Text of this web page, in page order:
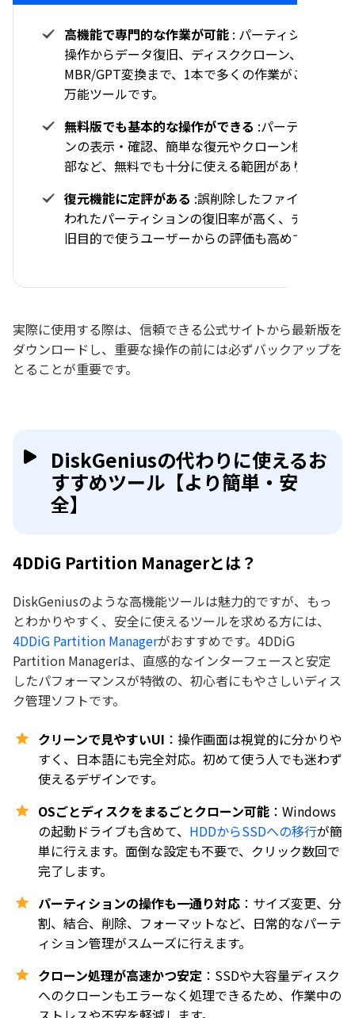
高機能で専門的な作業が可能 : パーティションの
操作からデータ復旧、ディスククローン、
MBR/GPT変換まで、1本で多くの作業がこなせる
万能ツールです。
無料版でも基本的な操作ができる :パーティショ
ンの表示・確認、簡単な復元やクローン機能の一
部など、無料でも十分に使える範囲があります。
復元機能に定評がある :誤削除したファイルや失
われたパーティションの復旧率が高く、データ復
旧目的で使うユーザーからの評価も高めです。
実際に使用する際は、信頼できる公式サイトから最新版を
ダウンロードし、重要な操作の前には必ずバックアップを
とることが重要です。
DiskGeniusの代わりに使えるお
すすめツール【より簡単・安
全】
4DDiG Partition Managerとは？
DiskGeniusのような高機能ツールは魅力的ですが、もっ
とわかりやすく、安全に使えるツールを求める方には、
4DDiG Partition Managerがおすすめです。4DDiG
Partition Managerは、直感的なインターフェースと安定
したパフォーマンスが特徴の、初心者にもやさしいディス
ク管理ソフトです。
クリーンで見やすいUI ：操作画面は視覚的に分かりや
すく、日本語にも完全対応。初めて使う人でも迷わず
使えるデザインです。
OSごとディスクをまるごとクローン可能 ：Windows
の起動ドライブも含めて、 HDDからSSDへの移行が簡
単に行えます。面倒な設定も不要で、クリック数回で
完了します。
パーティションの操作も一通り対応 ：サイズ変更、分
割、結合、削除、フォーマットなど、日常的なパーテ
ィション管理がスムーズに行えます。
クローン処理が高速かつ安定 ：SSDや大容量ディスク
へのクローンもエラーなく処理できるため、作業中の